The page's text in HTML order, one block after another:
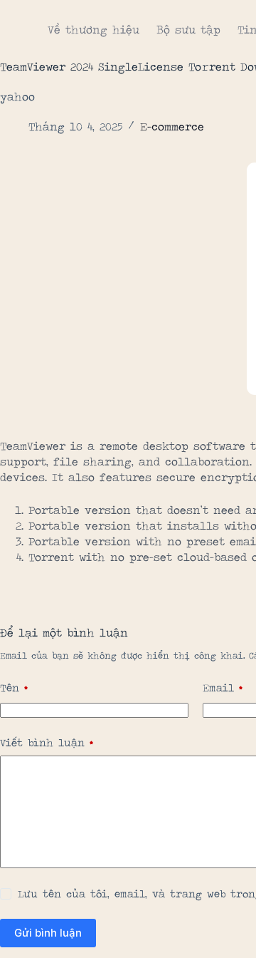
Về thương hiệu Bộ sưu tập
TeamViewer 2024 SingleLicense To𝚛rent
yahoo
Tháng 10 4, 2025 E-commerce
TeamViewer is a remote desktop
support, file sharing, and collaboration.
devices. It also features secure
Portable version that doesn’t
Portable version that installs
Portable version with no preset
Torrent with no pre-set cloud-based
Để lại một bình luận
Email của bạn sẽ không được hiển thị công khai.
Tên * Email *
Viết bình luận *
Lưu tên của tôi, email, và trang web
Gửi bình luận